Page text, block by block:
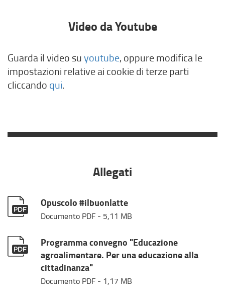
Video da Youtube
Guarda il video suyoutube, oppure modifica le
impostazioni relative ai cookie di terze parti
cliccando qui.
Allegati
Opuscolo #ilbuonlatte
Documento PDF - 5,11 MB
Programma convegno "Educazione
agroalimentare. Per una educazione alla
cittadinanza"
Documento PDF - 1,17 MB